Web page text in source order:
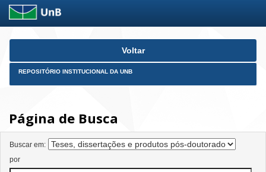
Skip
Voltar
REPOSITÓRIO INSTITUCIONAL DA UNB
Página de Busca
Buscar em:
por